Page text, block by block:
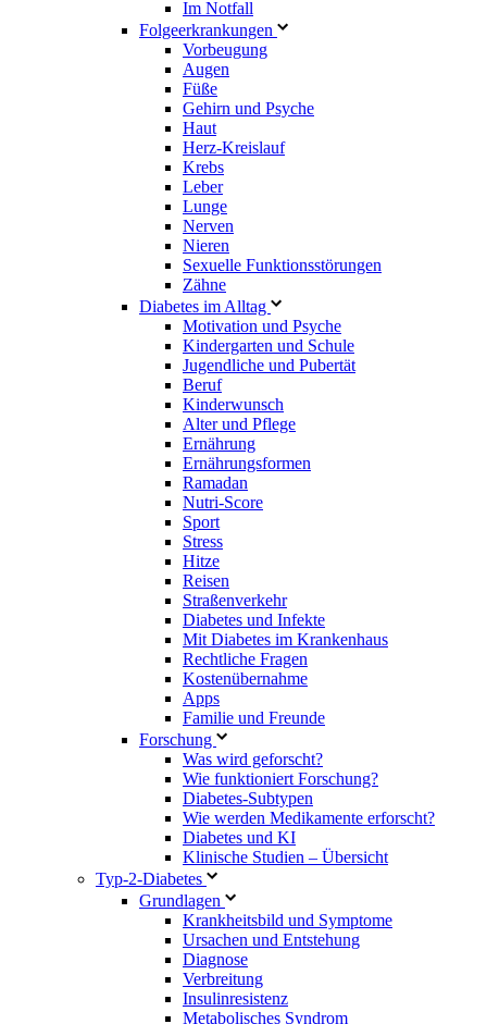
Im Notfall
Folgeerkrankungen
Vorbeugung
Augen
Füße
Gehirn und Psyche
Haut
Herz-Kreislauf
Krebs
Leber
Lunge
Nerven
Nieren
Sexuelle Funktionsstörungen
Zähne
Diabetes im Alltag
Motivation und Psyche
Kindergarten und Schule
Jugendliche und Pubertät
Beruf
Kinderwunsch
Alter und Pflege
Ernährung
Ernährungsformen
Ramadan
Nutri-Score
Sport
Stress
Hitze
Reisen
Straßenverkehr
Diabetes und Infekte
Mit Diabetes im Krankenhaus
Rechtliche Fragen
Kostenübernahme
Apps
Familie und Freunde
Forschung
Was wird geforscht?
Wie funktioniert Forschung?
Diabetes-Subtypen
Wie werden Medikamente erforscht?
Diabetes und KI
Klinische Studien – Übersicht
Typ-2-Diabetes
Grundlagen
Krankheitsbild und Symptome
Ursachen und Entstehung
Diagnose
Verbreitung
Insulinresistenz
Metabolisches Syndrom